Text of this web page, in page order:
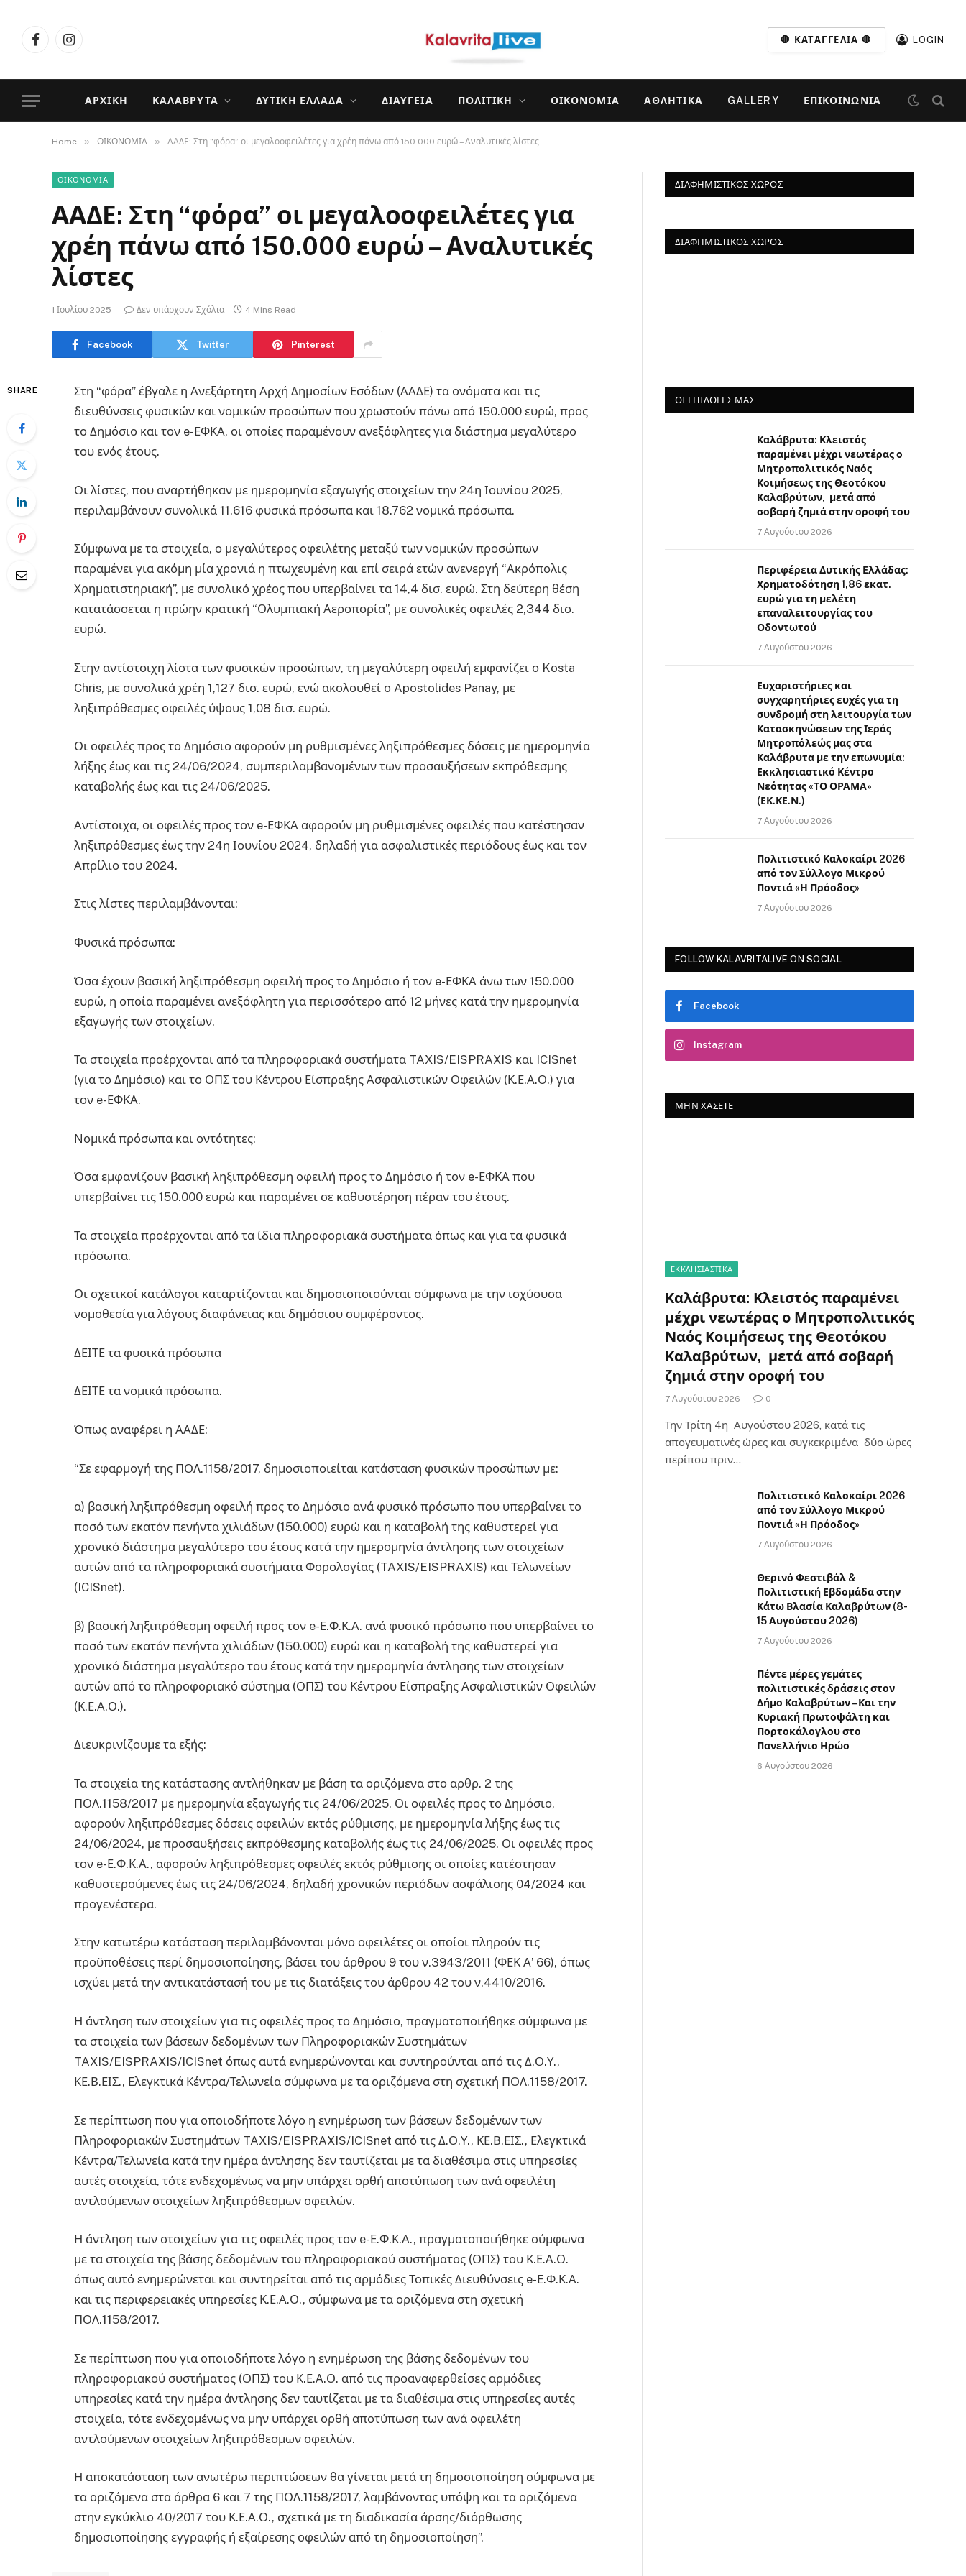
FacebookInstagram
🛑 ΚΑΤΑΓΓΕΛΊΑ 🛑 LOGIN
ΑΡΧΙΚΉ ΚΑΛΆΒΡΥΤΑ ΔΥΤΙΚΉ ΕΛΛΆΔΑ ΔΙΑΎΓΕΙΑ ΠΟΛΙΤΙΚΉ ΟΙΚΟΝΟΜΊΑ ΑΘΛΗΤΙΚΆ GALLERY ΕΠΙΚΟΙΝΩΝΊΑ
Home » ΟΙΚΟΝΟΜΙΑ » ΑΑΔΕ: Στη “φόρα” οι μεγαλοοφειλέτες για χρέη πάνω από 150.000 ευρώ – Αναλυτικές λίστες
ΟΙΚΟΝΟΜΙΑ
ΑΑΔΕ: Στη “φόρα” οι μεγαλοοφειλέτες για
χρέη πάνω από 150.000 ευρώ – Αναλυτικές
λίστες
1 Ιουλίου 2025 Δεν υπάρχουν Σχόλια 4 Mins Read
Facebook Twitter Pinterest
SHARE
Στη “φόρα” έβγαλε η Ανεξάρτητη Αρχή Δημοσίων Εσόδων (ΑΑΔΕ) τα ονόματα και τις
διευθύνσεις φυσικών και νομικών προσώπων που χρωστούν πάνω από 150.000 ευρώ, προς
το Δημόσιο και τον e-ΕΦΚΑ, οι οποίες παραμένουν ανεξόφλητες για διάστημα μεγαλύτερο
του ενός έτους.
Οι λίστες, που αναρτήθηκαν με ημερομηνία εξαγωγής στοιχείων την 24η Ιουνίου 2025,
περιλαμβάνουν συνολικά 11.616 φυσικά πρόσωπα και 18.762 νομικά πρόσωπα.
Σύμφωνα με τα στοιχεία, ο μεγαλύτερος οφειλέτης μεταξύ των νομικών προσώπων
παραμένει για ακόμη μία χρονιά η πτωχευμένη και επί σειρά ετών ανενεργή “Ακρόπολις
Χρηματιστηριακή”, με συνολικό χρέος που υπερβαίνει τα 14,4 δισ. ευρώ. Στη δεύτερη θέση
κατατάσσεται η πρώην κρατική “Ολυμπιακή Αεροπορία”, με συνολικές οφειλές 2,344 δισ.
ευρώ.
Στην αντίστοιχη λίστα των φυσικών προσώπων, τη μεγαλύτερη οφειλή εμφανίζει ο Kosta
Chris, με συνολικά χρέη 1,127 δισ. ευρώ, ενώ ακολουθεί ο Apostolides Panay, με
ληξιπρόθεσμες οφειλές ύψους 1,08 δισ. ευρώ.
Οι οφειλές προς το Δημόσιο αφορούν μη ρυθμισμένες ληξιπρόθεσμες δόσεις με ημερομηνία
λήξης έως και τις 24/06/2024, συμπεριλαμβανομένων των προσαυξήσεων εκπρόθεσμης
καταβολής έως και τις 24/06/2025.
Αντίστοιχα, οι οφειλές προς τον e-ΕΦΚΑ αφορούν μη ρυθμισμένες οφειλές που κατέστησαν
ληξιπρόθεσμες έως την 24η Ιουνίου 2024, δηλαδή για ασφαλιστικές περιόδους έως και τον
Απρίλιο του 2024.
Στις λίστες περιλαμβάνονται:
Φυσικά πρόσωπα:
Όσα έχουν βασική ληξιπρόθεσμη οφειλή προς το Δημόσιο ή τον e-ΕΦΚΑ άνω των 150.000
ευρώ, η οποία παραμένει ανεξόφλητη για περισσότερο από 12 μήνες κατά την ημερομηνία
εξαγωγής των στοιχείων.
Τα στοιχεία προέρχονται από τα πληροφοριακά συστήματα TAXIS/EISPRAXIS και ICISnet
(για το Δημόσιο) και το ΟΠΣ του Κέντρου Είσπραξης Ασφαλιστικών Οφειλών (Κ.Ε.Α.Ο.) για
τον e-ΕΦΚΑ.
Νομικά πρόσωπα και οντότητες:
Όσα εμφανίζουν βασική ληξιπρόθεσμη οφειλή προς το Δημόσιο ή τον e-ΕΦΚΑ που
υπερβαίνει τις 150.000 ευρώ και παραμένει σε καθυστέρηση πέραν του έτους.
Τα στοιχεία προέρχονται από τα ίδια πληροφοριακά συστήματα όπως και για τα φυσικά
πρόσωπα.
Οι σχετικοί κατάλογοι καταρτίζονται και δημοσιοποιούνται σύμφωνα με την ισχύουσα
νομοθεσία για λόγους διαφάνειας και δημόσιου συμφέροντος.
ΔΕΙΤΕ τα φυσικά πρόσωπα
ΔΕΙΤΕ τα νομικά πρόσωπα.
Όπως αναφέρει η ΑΑΔΕ:
“Σε εφαρμογή της ΠΟΛ.1158/2017, δημοσιοποιείται κατάσταση φυσικών προσώπων με:
α) βασική ληξιπρόθεσμη οφειλή προς το Δημόσιο ανά φυσικό πρόσωπο που υπερβαίνει το
ποσό των εκατόν πενήντα χιλιάδων (150.000) ευρώ και η καταβολή της καθυστερεί για
χρονικό διάστημα μεγαλύτερο του έτους κατά την ημερομηνία άντλησης των στοιχείων
αυτών από τα πληροφοριακά συστήματα Φορολογίας (TAXIS/EISPRAXIS) και Τελωνείων
(ICISnet).
β) βασική ληξιπρόθεσμη οφειλή προς τον e-Ε.Φ.Κ.Α. ανά φυσικό πρόσωπο που υπερβαίνει το
ποσό των εκατόν πενήντα χιλιάδων (150.000) ευρώ και η καταβολή της καθυστερεί για
χρονικό διάστημα μεγαλύτερο του έτους κατά την ημερομηνία άντλησης των στοιχείων
αυτών από το πληροφοριακό σύστημα (ΟΠΣ) του Κέντρου Είσπραξης Ασφαλιστικών Οφειλών
(Κ.Ε.Α.Ο.).
Διευκρινίζουμε τα εξής:
Τα στοιχεία της κατάστασης αντλήθηκαν με βάση τα οριζόμενα στο αρθρ. 2 της
ΠΟΛ.1158/2017 με ημερομηνία εξαγωγής τις 24/06/2025. Οι οφειλές προς το Δημόσιο,
αφορούν ληξιπρόθεσμες δόσεις οφειλών εκτός ρύθμισης, με ημερομηνία λήξης έως τις
24/06/2024, με προσαυξήσεις εκπρόθεσμης καταβολής έως τις 24/06/2025. Οι οφειλές προς
τον e-Ε.Φ.Κ.Α., αφορούν ληξιπρόθεσμες οφειλές εκτός ρύθμισης οι οποίες κατέστησαν
καθυστερούμενες έως τις 24/06/2024, δηλαδή χρονικών περιόδων ασφάλισης 04/2024 και
προγενέστερα.
Στην κατωτέρω κατάσταση περιλαμβάνονται μόνο οφειλέτες οι οποίοι πληρούν τις
προϋποθέσεις περί δημοσιοποίησης, βάσει του άρθρου 9 του ν.3943/2011 (ΦΕΚ Α’ 66), όπως
ισχύει μετά την αντικατάστασή του με τις διατάξεις του άρθρου 42 του ν.4410/2016.
Η άντληση των στοιχείων για τις οφειλές προς το Δημόσιο, πραγματοποιήθηκε σύμφωνα με
τα στοιχεία των βάσεων δεδομένων των Πληροφοριακών Συστημάτων
TAXIS/EISPRAXIS/ICISnet όπως αυτά ενημερώνονται και συντηρούνται από τις Δ.Ο.Υ.,
ΚΕ.Β.ΕΙΣ., Ελεγκτικά Κέντρα/Τελωνεία σύμφωνα με τα οριζόμενα στη σχετική ΠΟΛ.1158/2017.
Σε περίπτωση που για οποιοδήποτε λόγο η ενημέρωση των βάσεων δεδομένων των
Πληροφοριακών Συστημάτων TAXIS/EISPRAXIS/ICISnet από τις Δ.Ο.Υ., ΚΕ.Β.ΕΙΣ., Ελεγκτικά
Κέντρα/Τελωνεία κατά την ημέρα άντλησης δεν ταυτίζεται με τα διαθέσιμα στις υπηρεσίες
αυτές στοιχεία, τότε ενδεχομένως να μην υπάρχει ορθή αποτύπωση των ανά οφειλέτη
αντλούμενων στοιχείων ληξιπρόθεσμων οφειλών.
Η άντληση των στοιχείων για τις οφειλές προς τον e-Ε.Φ.Κ.Α., πραγματοποιήθηκε σύμφωνα
με τα στοιχεία της βάσης δεδομένων του πληροφοριακού συστήματος (ΟΠΣ) του Κ.Ε.Α.Ο.
όπως αυτό ενημερώνεται και συντηρείται από τις αρμόδιες Τοπικές Διευθύνσεις e-Ε.Φ.Κ.Α.
και τις περιφερειακές υπηρεσίες Κ.Ε.Α.Ο., σύμφωνα με τα οριζόμενα στη σχετική
ΠΟΛ.1158/2017.
Σε περίπτωση που για οποιοδήποτε λόγο η ενημέρωση της βάσης δεδομένων του
πληροφοριακού συστήματος (ΟΠΣ) του Κ.Ε.Α.Ο. από τις προαναφερθείσες αρμόδιες
υπηρεσίες κατά την ημέρα άντλησης δεν ταυτίζεται με τα διαθέσιμα στις υπηρεσίες αυτές
στοιχεία, τότε ενδεχομένως να μην υπάρχει ορθή αποτύπωση των ανά οφειλέτη
αντλούμενων στοιχείων ληξιπρόθεσμων οφειλών.
Η αποκατάσταση των ανωτέρω περιπτώσεων θα γίνεται μετά τη δημοσιοποίηση σύμφωνα με
τα οριζόμενα στα άρθρα 6 και 7 της ΠΟΛ.1158/2017, λαμβάνοντας υπόψη και τα οριζόμενα
στην εγκύκλιο 40/2017 του Κ.Ε.Α.Ο., σχετικά με τη διαδικασία άρσης/διόρθωσης
δημοσιοποίησης εγγραφής ή εξαίρεσης οφειλών από τη δημοσιοποίηση”.
ΔΙΑΦΗΜΙΣΤΙΚΌΣ ΧΏΡΟΣ
ΔΙΑΦΗΜΙΣΤΙΚΌΣ ΧΏΡΟΣ
ΟΙ ΕΠΙΛΟΓΈΣ ΜΑΣ
Καλάβρυτα: Κλειστός
παραμένει μέχρι νεωτέρας ο
Μητροπολιτικός Ναός
Κοιμήσεως της Θεοτόκου
Καλαβρύτων, μετά από
σοβαρή ζημιά στην οροφή του
7 Αυγούστου 2026
Περιφέρεια Δυτικής Ελλάδας:
Χρηματοδότηση 1,86 εκατ.
ευρώ για τη μελέτη
επαναλειτουργίας του
Οδοντωτού
7 Αυγούστου 2026
Ευχαριστήριες και
συγχαρητήριες ευχές για τη
συνδρομή στη λειτουργία των
Κατασκηνώσεων της Ιεράς
Μητροπόλεώς μας στα
Καλάβρυτα με την επωνυμία:
Εκκλησιαστικό Κέντρο
Νεότητας «ΤΟ ΟΡΑΜΑ»
(ΕΚ.ΚΕ.Ν.)
7 Αυγούστου 2026
Πολιτιστικό Καλοκαίρι 2026
από τον Σύλλογο Μικρού
Ποντιά «Η Πρόοδος»
7 Αυγούστου 2026
FOLLOW KALAVRITALIVE ON SOCIAL
Facebook
Instagram
ΜΗΝ ΧΆΣΕΤΕ
ΕΚΚΛΗΣΙΑΣΤΙΚΑ
Καλάβρυτα: Κλειστός παραμένει
μέχρι νεωτέρας ο Μητροπολιτικός
Ναός Κοιμήσεως της Θεοτόκου
Καλαβρύτων, μετά από σοβαρή
ζημιά στην οροφή του
7 Αυγούστου 2026 0
Την Τρίτη 4η Αυγούστου 2026, κατά τις
απογευματινές ώρες και συγκεκριμένα δύο ώρες
περίπου πριν…
Πολιτιστικό Καλοκαίρι 2026
από τον Σύλλογο Μικρού
Ποντιά «Η Πρόοδος»
7 Αυγούστου 2026
Θερινό Φεστιβάλ &
Πολιτιστική Εβδομάδα στην
Κάτω Βλασία Καλαβρύτων (8-
15 Αυγούστου 2026)
7 Αυγούστου 2026
Πέντε μέρες γεμάτες
πολιτιστικές δράσεις στον
Δήμο Καλαβρύτων – Και την
Κυριακή Πρωτοψάλτη και
Πορτοκάλογλου στο
Πανελλήνιο Ηρώο
6 Αυγούστου 2026